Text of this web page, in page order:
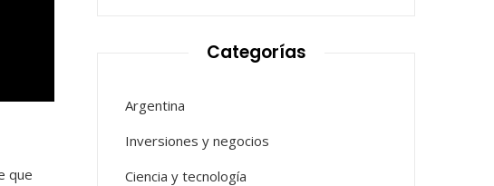
que
Categorías
Argentina
Inversiones y negocios
Ciencia y tecnología